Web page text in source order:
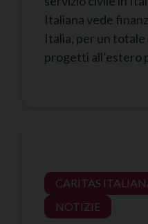
Italiana vede
Italia, per un totale
progetti all’estero
CARITAS
NOTIZIE